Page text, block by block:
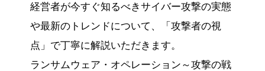
経営者が今すぐ知るべきサイバー攻撃の実態
や最新のトレンドについて、「攻撃者の視
点」で丁寧に解説いただきます。
ランサムウェア・オペレーション～攻撃の戦